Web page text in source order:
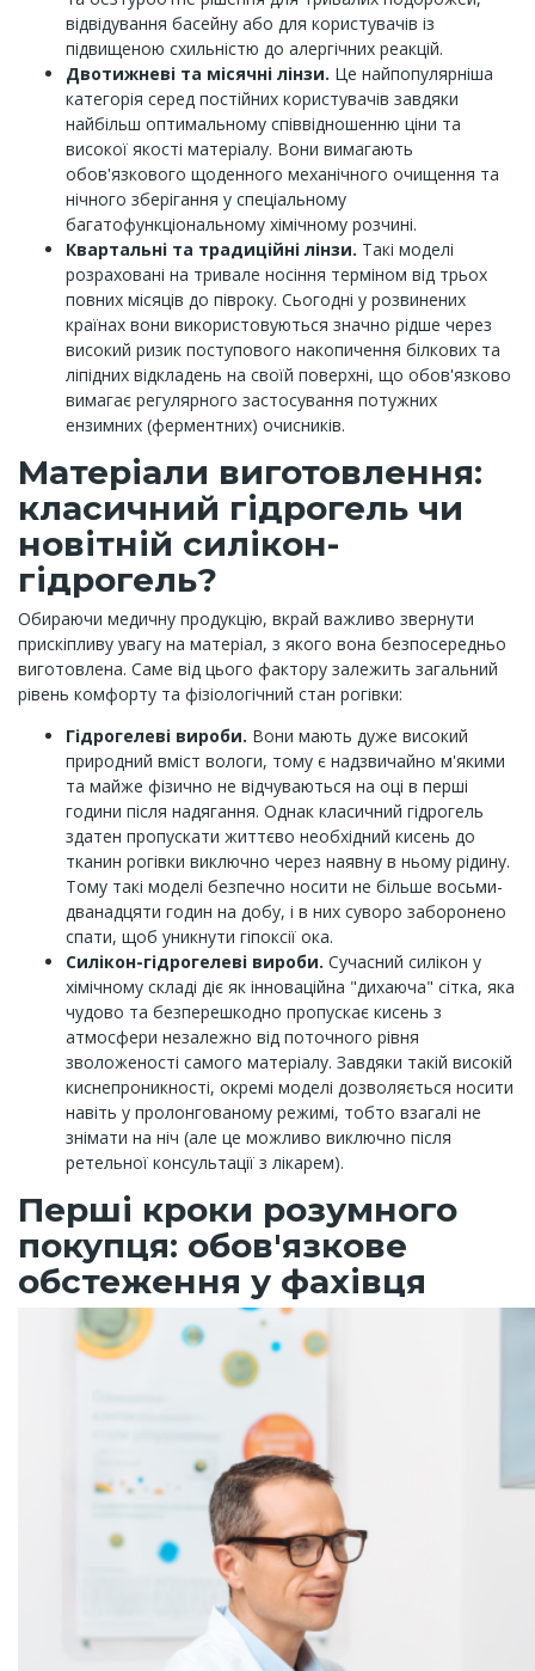
відвідування басейну або для користувачів із
підвищеною схильністю до алергічних реакцій.
Двотижневі та місячні лінзи. Це найпопулярніша
категорія серед постійних користувачів завдяки
найбільш оптимальному співвідношенню ціни та
високої якості матеріалу. Вони вимагають
обов'язкового щоденного механічного очищення та
нічного зберігання у спеціальному
багатофункціональному хімічному розчині.
Квартальні та традиційні лінзи. Такі моделі
розраховані на тривале носіння терміном від трьох
повних місяців до півроку. Сьогодні у розвинених
країнах вони використовуються значно рідше через
високий ризик поступового накопичення білкових та
ліпідних відкладень на своїй поверхні, що обов'язково
вимагає регулярного застосування потужних
ензимних (ферментних) очисників.
Матеріали виготовлення:
класичний гідрогель чи
новітній силікон-
гідрогель?
Обираючи медичну продукцію, вкрай важливо звернути
прискіпливу увагу на матеріал, з якого вона безпосередньо
виготовлена. Саме від цього фактору залежить загальний
рівень комфорту та фізіологічний стан рогівки:
Гідрогелеві вироби. Вони мають дуже високий
природний вміст вологи, тому є надзвичайно м'якими
та майже фізично не відчуваються на оці в перші
години після надягання. Однак класичний гідрогель
здатен пропускати життєво необхідний кисень до
тканин рогівки виключно через наявну в ньому рідину.
Тому такі моделі безпечно носити не більше восьми-
дванадцяти годин на добу, і в них суворо заборонено
спати, щоб уникнути гіпоксії ока.
Силікон-гідрогелеві вироби. Сучасний силікон у
хімічному складі діє як інноваційна "дихаюча" сітка, яка
чудово та безперешкодно пропускає кисень з
атмосфери незалежно від поточного рівня
зволоженості самого матеріалу. Завдяки такій високій
киснепроникності, окремі моделі дозволяється носити
навіть у пролонгованому режимі, тобто взагалі не
знімати на ніч (але це можливо виключно після
ретельної консультації з лікарем).
Перші кроки розумного
покупця: обов'язкове
обстеження у фахівця